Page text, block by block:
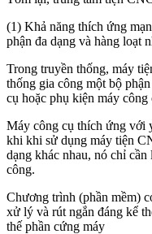
(1) Khả năng thích ứng
phận đa dạng và hàng loạt
Trong truyền thống, máy
thống gia công một bộ
cụ hoặc phụ kiện máy công
Máy công cụ thích ứng với
khi khi sử dụng máy tiện
dạng khác nhau, nó chỉ
công.
Chương trình (phần mềm)
xử lý và rút ngắn đáng kể
thế phần cứng máy